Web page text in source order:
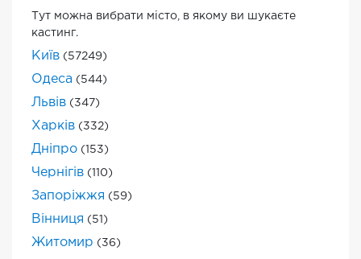
Тут можна вибрати місто, в якому ви шукаєте
кастинг.
Київ (57249)
Одеса (544)
Львів (347)
Харків (332)
Дніпро (153)
Чернігів (110)
Запоріжжя (59)
Вінниця (51)
Житомир (36)